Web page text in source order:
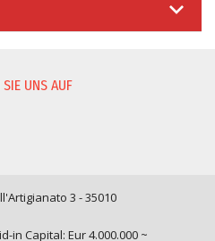
SIE UNS AUF
3 - 35010
in Capital: Eur 4.000.000 ~